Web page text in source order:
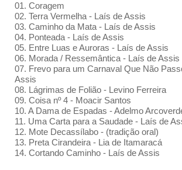
01. Coragem
02. Terra Vermelha - Laís de Assis
03. Caminho da Mata - Laís de Assis
04. Ponteada - Laís de Assis
05. Entre Luas e Auroras - Laís de Assis
06. Morada / Ressemântica - Laís de Assis
07. Frevo para um Carnaval Que Não
Assis
08. Lágrimas de Folião - Levino Ferreira
09. Coisa nº 4 - Moacir Santos
10. A Dama de Espadas - Adelmo
11. Uma Carta para a Saudade - Laís de
12. Mote Decassílabo - (tradição oral)
13. Preta Cirandeira - Lia de Itamaracá
14. Cortando Caminho - Laís de Assis